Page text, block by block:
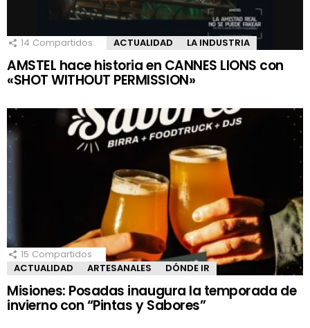
14 Compartidos ACTUALIDAD LA INDUSTRIA
AMSTEL hace historia en CANNES LIONS con
«SHOT WITHOUT PERMISSION»
15 Compartidos
ACTUALIDAD
ARTESANALES DÓNDE IR
Misiones: Posadas inaugura la temporada de
invierno con “Pintas y Sabores”